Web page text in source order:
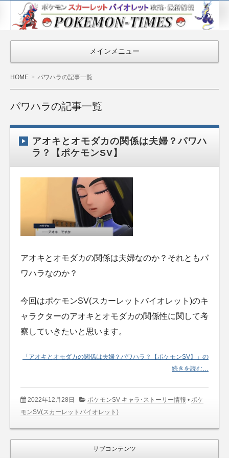
ポケモン最新
情報まとめ
『POKEMON-
TIMES』
メインメニュー
HOME パワハラの記事一覧
パワハラの記事一覧
アオキとオモダカの関係は夫婦？パワハ
ラ？【ポケモンSV】
アオキとオモダカの関係は夫婦なのか？それともパ
ワハラなのか？
今回はポケモンSV(スカーレットバイオレット)のキ
ャラクターのアオキとオモダカの関係性に関して考
察していきたいと思います。
「アオキとオモダカの関係は夫婦？パワハラ？【ポケモンSV】」の
続きを読む…
2022年12月28日 ポケモンSV キャラ･ストーリー情報 • ポケ
モンSV(スカーレットバイオレット)
サブコンテンツ